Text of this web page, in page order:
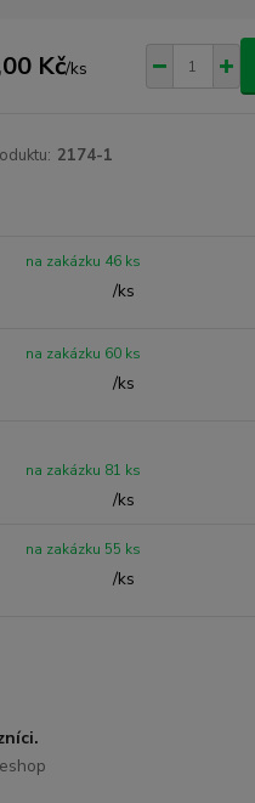
Kč/ks
2174-1
/ks
na zakázku 46 ks
/ks
na zakázku 60 ks
/ks
na zakázku 81 ks
/ks
na zakázku 55 ks